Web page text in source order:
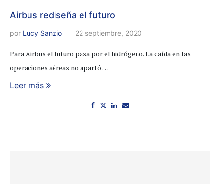
Airbus rediseña el futuro
por Lucy Sanzio 22 septiembre, 2020
Para Airbus el futuro pasa por el hidrógeno. La caída en las
operaciones aéreas no apartó …
Leer más